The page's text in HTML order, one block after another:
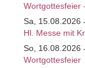
Wortgottesfeier
Sa, 15.08.2026 -
Hl. Messe mit
So, 16.08.2026 -
Wortgottesfeier